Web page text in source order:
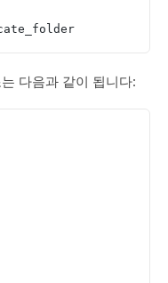
다음과 같이 됩니다: